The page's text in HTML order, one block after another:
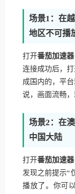
场景1：在
地区不可播
打开番茄加速器
连接成功后，
成国内的，平
说，画面流畅，
场景2：在
中国大陆
打开番茄加速器
发现之前提示“
播放了。你可